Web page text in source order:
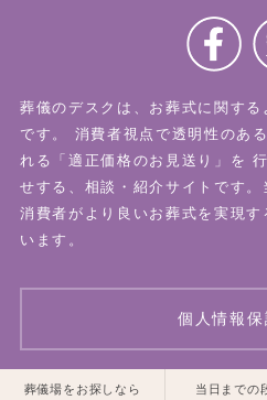
一覧はこちら
一覧はこちら
葬儀場をお探しなら 当日までの
葬儀のデスクは、お葬式に関す
です。
消費者視点で透明性のあ
れる「適正価格のお見送り」を
せする、相談・紹介サイトです。
消費者がより良いお葬式を実現
います。
個人情報保
© 2026 葬儀のデスク